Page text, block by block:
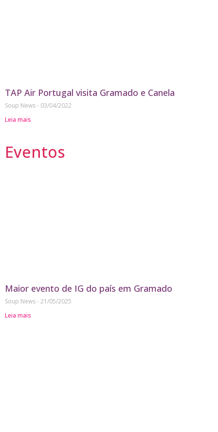
TAP Air Portugal visita Gramado e Canela
Soup News
03/04/2022
Leia mais
Eventos
Maior evento de IG do país em Gramado
Soup News 21/05/2025
Leia mais